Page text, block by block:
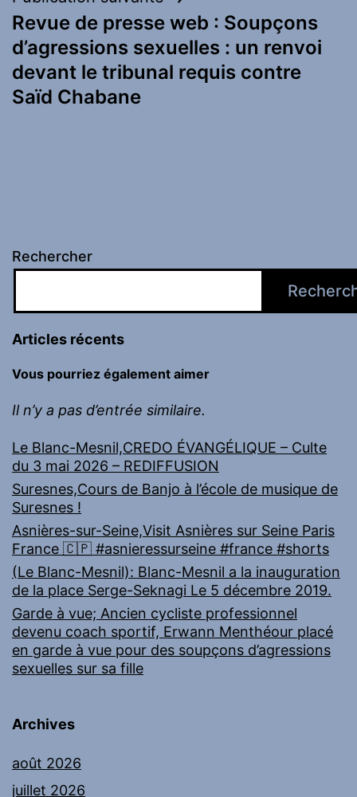
Revue de presse web : Soupçons
d’agressions sexuelles : un renvoi
devant le tribunal requis contre
Saïd Chabane
Rechercher
Articles récents
Vous pourriez également aimer
Il n’y a pas d’entrée similaire.
Le Blanc-Mesnil,CREDO ÉVANGÉLIQUE – Culte
du 3 mai 2026 – REDIFFUSION
Suresnes,Cours de Banjo à l’école de musique de
Suresnes !
Asnières-sur-Seine,Visit Asnières sur Seine Paris
France 🇨🇵 #asnieressurseine #france #shorts
(Le Blanc-Mesnil): Blanc-Mesnil a la inauguration
de la place Serge-Seknagi Le 5 décembre 2019.
Garde à vue; Ancien cycliste professionnel
devenu coach sportif, Erwann Menthéour placé
en garde à vue pour des soupçons d’agressions
sexuelles sur sa fille
Archives
août 2026
juillet 2026